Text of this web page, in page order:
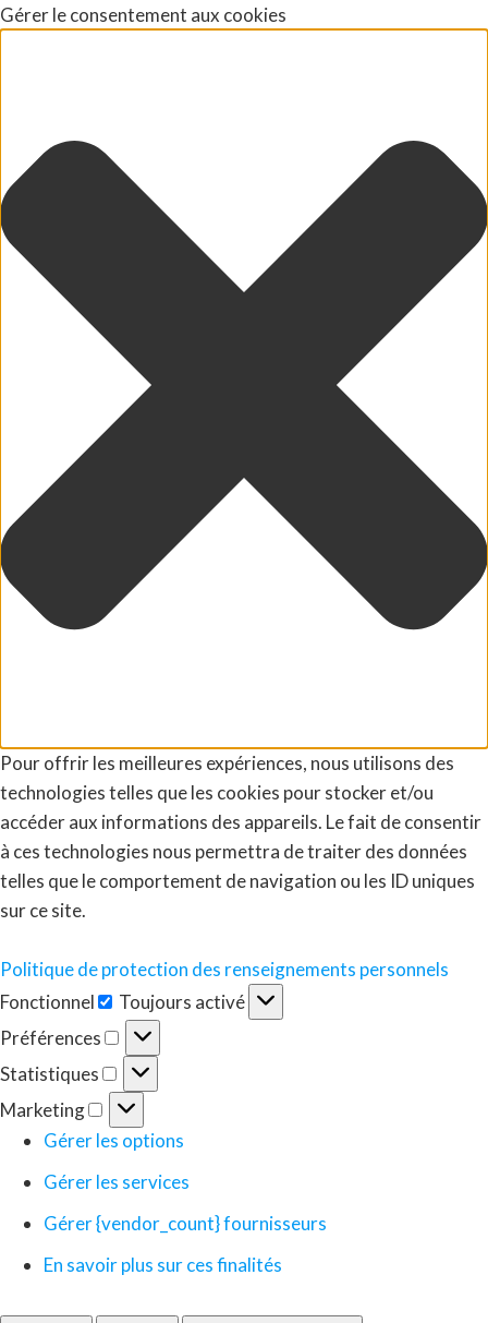
Gérer le consentement aux cookies
Pour offrir les meilleures expériences, nous utilisons des
technologies telles que les cookies pour stocker et/ou
accéder aux informations des appareils. Le fait de consentir
à ces technologies nous permettra de traiter des données
telles que le comportement de navigation ou les ID uniques
sur ce site.
Politique de protection des renseignements personnels
Fonctionnel
Fonctionnel
Toujours activé
Préférences
Préférences
Statistiques
Statistiques
Marketing
Marketing
Gérer les options
Gérer les services
Gérer {vendor_count} fournisseurs
En savoir plus sur ces finalités